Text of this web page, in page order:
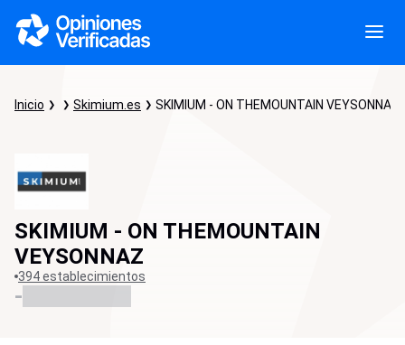
Inicio Skimium.es SKIMIUM - ON THEMOUNTAIN VEYSONNAZ
SKIMIUM - ON THEMOUNTAIN
VEYSONNAZ
394 establecimientos
-